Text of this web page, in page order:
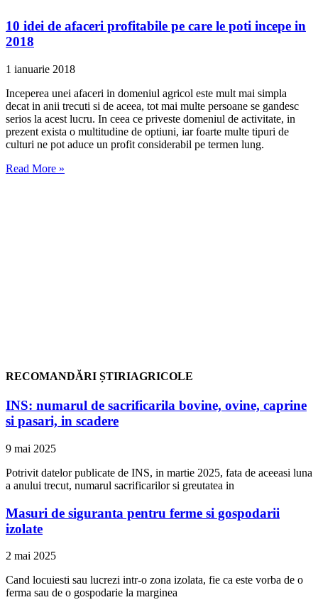
10 idei de afaceri profitabile pe care le poti incepe in
2018
1 ianuarie 2018
Inceperea unei afaceri in domeniul agricol este mult mai simpla
decat in anii trecuti si de aceea, tot mai multe persoane se gandesc
serios la acest lucru. In ceea ce priveste domeniul de activitate, in
prezent exista o multitudine de optiuni, iar foarte multe tipuri de
culturi ne pot aduce un profit considerabil pe termen lung.
Read More »
RECOMANDĂRI ȘTIRIAGRICOLE
INS: numarul de sacrificarila bovine, ovine, caprine
si pasari, in scadere
9 mai 2025
Potrivit datelor publicate de INS, in martie 2025, fata de aceeasi luna
a anului trecut, numarul sacrificarilor si greutatea in
Masuri de siguranta pentru ferme si gospodarii
izolate
2 mai 2025
Cand locuiesti sau lucrezi intr-o zona izolata, fie ca este vorba de o
ferma sau de o gospodarie la marginea